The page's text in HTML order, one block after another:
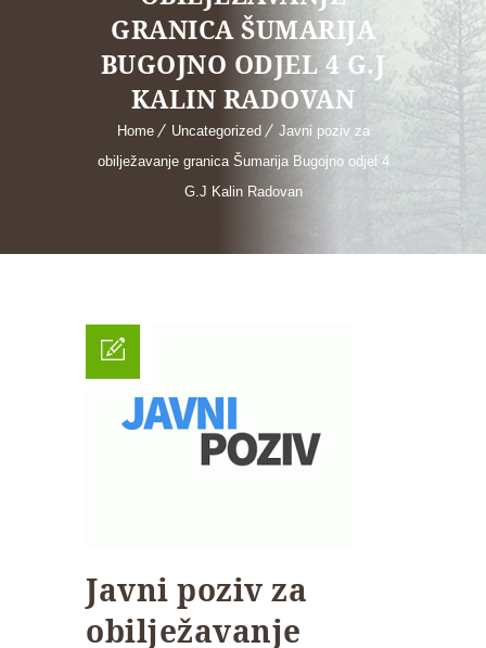
GRANICA ŠUMARIJA
BUGOJNO ODJEL 4 G.J
KALIN RADOVAN
Home Uncategorized
Javni poziv za
obilježavanje granica Šumarija Bugojno odjel 4
G.J Kalin Radovan
Javni poziv za
obilježavanje